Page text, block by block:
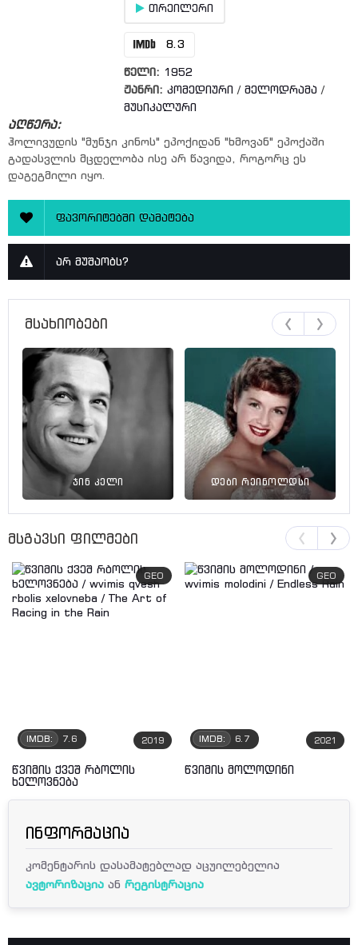
თრეილერი
8.3
წელი: 1952
ჟანრი: კომედიური / მელოდრამა /
მუსიკალური
აღწერა:
ჰოლივუდის "მუნჯი კინოს" ეპოქიდან "ხმოვან" ეპოქაში
გადასვლის მცდელობა ისე არ წავიდა, როგორც ეს
დაგეგმილი იყო.
ფავორიტებში დამატება
არ მუშაობს?
მსახიობები
ჯინ კელი დები რეინოლდსი
მსგავსი ფილმები
GEO
2019
IMDB: 7.6
წვიმის ქვეშ რბოლის
ხელოვნება
GEO
2021
IMDB: 6.7
წვიმის მოლოდინი
ინფორმაცია
კომენტარის დასამატებლად აცუილებელია
ავტორიზაცია ანრეგისტრაცია